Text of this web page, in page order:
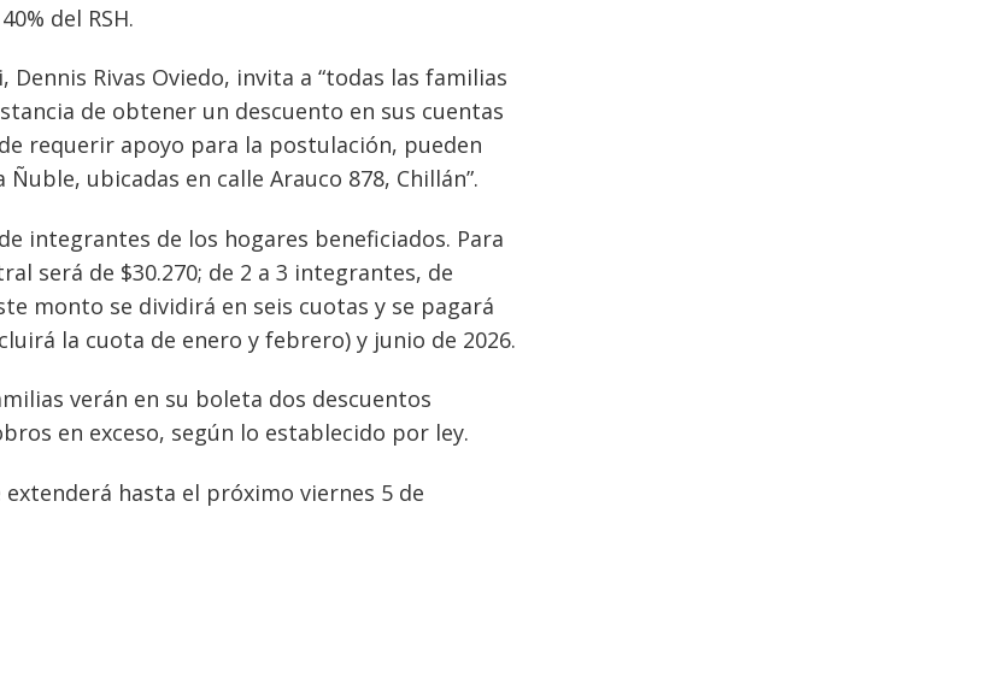
del RSH.
Rivas Oviedo, invita a “todas las familias
de obtener un descuento en sus cuentas
requerir apoyo para la postulación, pueden
ubicadas en calle Arauco 878, Chillán”.
integrantes de los hogares beneficiados. Para
será de $30.270; de 2 a 3 integrantes, de
monto se dividirá en seis cuotas y se pagará
la cuota de enero y febrero) y junio de 2026.
verán en su boleta dos descuentos
en exceso, según lo establecido por ley.
hasta el próximo viernes 5 de